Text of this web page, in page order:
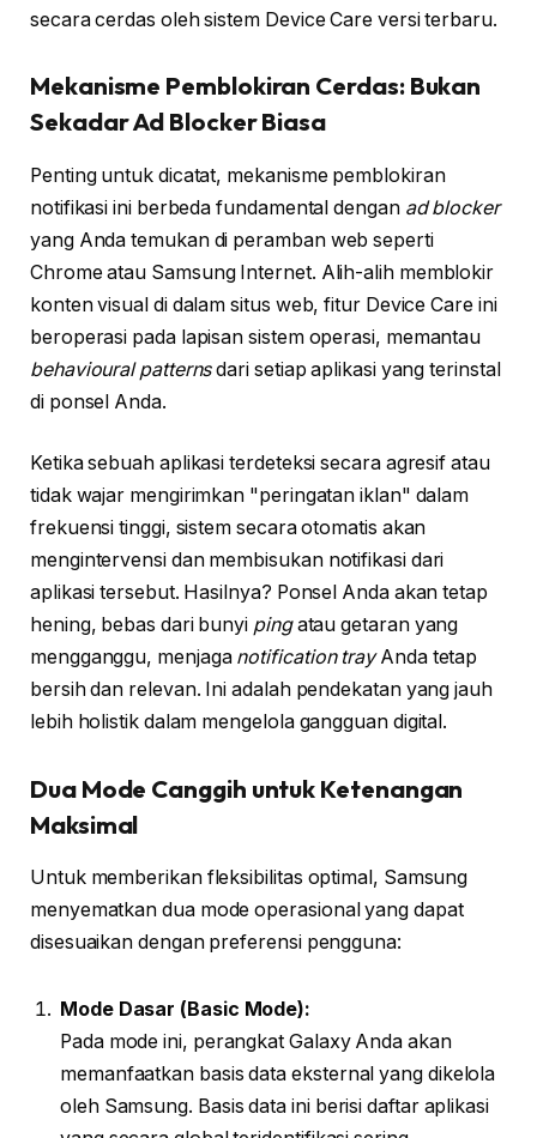
secara cerdas oleh sistem Device Care versi terbaru.
Mekanisme Pemblokiran Cerdas: Bukan
Sekadar Ad Blocker Biasa
Penting untuk dicatat, mekanisme pemblokiran
notifikasi ini berbeda fundamental dengan ad blocker
yang Anda temukan di peramban web seperti
Chrome atau Samsung Internet. Alih-alih memblokir
konten visual di dalam situs web, fitur Device Care ini
beroperasi pada lapisan sistem operasi, memantau
behavioural patternsdari setiap aplikasi yang terinstal
di ponsel Anda.
Ketika sebuah aplikasi terdeteksi secara agresif atau
tidak wajar mengirimkan "peringatan iklan" dalam
frekuensi tinggi, sistem secara otomatis akan
mengintervensi dan membisukan notifikasi dari
aplikasi tersebut. Hasilnya? Ponsel Anda akan tetap
hening, bebas dari bunyi pingatau getaran yang
mengganggu, menjaga notification trayAnda tetap
bersih dan relevan. Ini adalah pendekatan yang jauh
lebih holistik dalam mengelola gangguan digital.
Dua Mode Canggih untuk Ketenangan
Maksimal
Untuk memberikan fleksibilitas optimal, Samsung
menyematkan dua mode operasional yang dapat
disesuaikan dengan preferensi pengguna:
Mode Dasar (Basic Mode):
Pada mode ini, perangkat Galaxy Anda akan
memanfaatkan basis data eksternal yang dikelola
oleh Samsung. Basis data ini berisi daftar aplikasi